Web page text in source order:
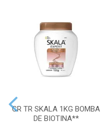
CR TR SKALA 1KG BOMBA
DE BIOTINA**